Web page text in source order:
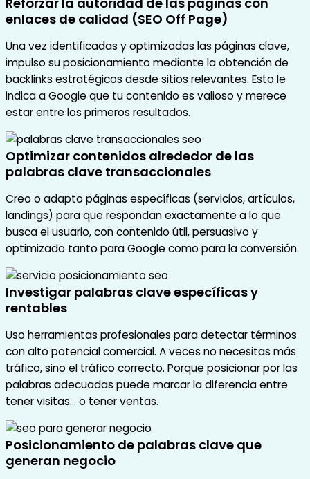
enlaces de calidad (SEO Off Page)
Una vez identificadas y optimizadas las páginas clave,
impulso su posicionamiento mediante la obtención de
backlinks estratégicos desde sitios relevantes. Esto le
indica a Google que tu contenido es valioso y merece
estar entre los primeros resultados.
Optimizar contenidos alrededor de las
palabras clave transaccionales
Creo o adapto páginas específicas (servicios, artículos,
landings) para que respondan exactamente a lo que
busca el usuario, con contenido útil, persuasivo y
optimizado tanto para Google como para la conversión.
Investigar palabras clave específicas y
rentables
Uso herramientas profesionales para detectar términos
con alto potencial comercial. A veces no necesitas más
tráfico, sino el tráfico correcto. Porque posicionar por las
palabras adecuadas puede marcar la diferencia entre
tener visitas… o tener ventas.
Posicionamiento de palabras clave que
generan negocio